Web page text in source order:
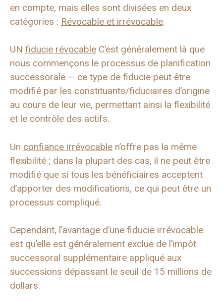
en compte, mais elles sont divisées en deux
catégories : Révocable et irrévocable.
UN fiducie révocable C’est généralement là que
nous commençons le processus de planification
successorale — ce type de fiducie peut être
modifié par les constituants/fiduciaires d’origine
au cours de leur vie, permettant ainsi la flexibilité
et le contrôle des actifs.
Un confiance irrévocable n’offre pas la même
flexibilité ; dans la plupart des cas, il ne peut être
modifié que si tous les bénéficiaires acceptent
d’apporter des modifications, ce qui peut être un
processus compliqué.
Cependant, l’avantage d’une fiducie irrévocable
est qu’elle est généralement exclue de l’impôt
successoral supplémentaire appliqué aux
successions dépassant le seuil de 15 millions de
dollars.